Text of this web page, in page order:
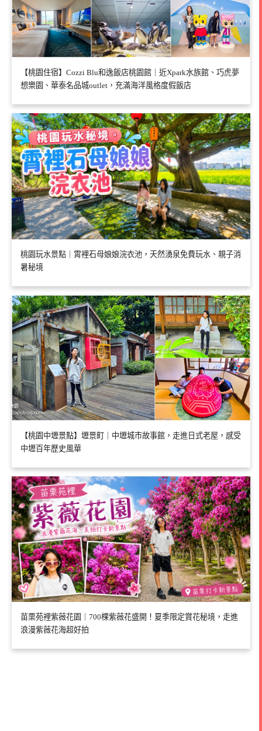
【桃園住宿】Cozzi Blu和逸飯店桃園館｜近Xpark水族館、巧虎夢
想樂園、華泰名品城outlet，充滿海洋風格度假飯店
桃園玩水景點｜霄裡石母娘娘浣衣池，天然湧泉免費玩水、親子消
暑秘境
【桃園中壢景點】壢景町｜中壢城市故事館，走進日式老屋，感受
中壢百年歷史風華
苗栗苑裡紫薇花園｜700棵紫薇花盛開！夏季限定賞花秘境，走進
浪漫紫薇花海超好拍